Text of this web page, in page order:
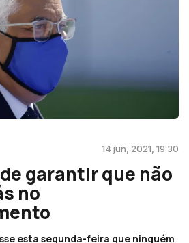
14 jun, 2021, 19:30
garantir que não
no
esta segunda-feira que ninguém